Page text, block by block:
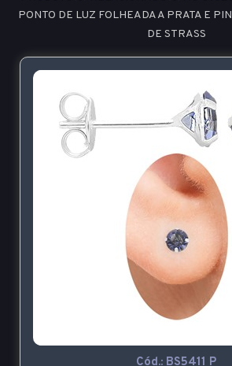
PONTO DE LUZ FOLHEADA A PRATA E
DE STRASS
Cód.: BS5411 P